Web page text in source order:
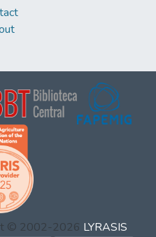
© 2002-2026 LYRASIS